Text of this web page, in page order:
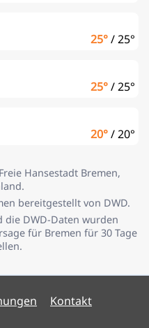
25°/25°
25°/25°
20°/20°
Hansestadt Bremen,
bereitgestellt von DWD.
die DWD-Daten wurden
für Bremen für 30 Tage
Kontakt